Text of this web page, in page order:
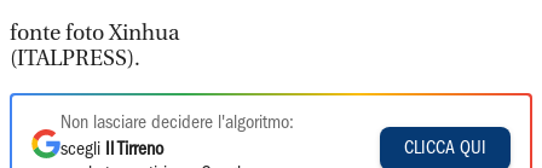
fonte foto Xinhua
(ITALPRESS).
Non lasciare decidere l'algoritmo:
scegli
Il Tirreno
CLICCA QUI